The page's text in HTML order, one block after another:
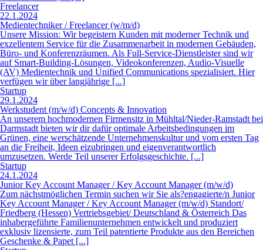
verfügen wir über langjährige [...]
Startup
29.1.2024
Werkstudent (m/w/d) Concepts & Innovation
An unserem hochmodernen Firmensitz in Mühltal/Nieder-Ramstadt bei
Darmstadt bieten wir dir dafür optimale Arbeitsbedingungen im
Grünen, eine werschätzende Unternehmenskultur und vom ersten Tag
an die Freiheit, Ideen eizubringen und eigenverantwortlich
umzusetzen. Werde Teil unserer Erfolgsgeschichte. [...]
Startup
24.1.2024
Junior Key Account Manager / Key Account Manager (m/w/d)
Zum nächstmöglichen Termin suchen wir Sie als?engagierte/n Junior
Key Account Manager / Key Account Manager (m/w/d) Standort/
Friedberg (Hessen) Vertriebsgebiet/ Deutschland & Österreich Das
inhabergeführte Familienunternehmen entwickelt und produziert
exklusiv lizensierte, zum Teil patentierte Produkte aus den Bereichen
Geschenke & Papet [...]
Startup
5.2.2024
Senior Einkäufer (m/w/d) Süßwaren & Lebensmittel
Mit unserem Sortiment bieten wir Reisenden auf der ganzen Welt, was
sie sich wünschen – ob im Duty Free Shop am Flughafen, beim
Shopping über den Wolken oder auf dem Kreuzfahrtschiff. Mit der
Erfahrung aus 140 Jahren Handel und der Leidenschaft von weltweit
mehr als 7.350 Mitarbeiterinnen und Mitarbeitern machen wir das